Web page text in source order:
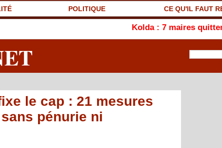
POLITIQUE CE QU'IL FAUT
Kolda : 7 maires quittent l’APR, le
le cap : 21 mesures
pénurie ni